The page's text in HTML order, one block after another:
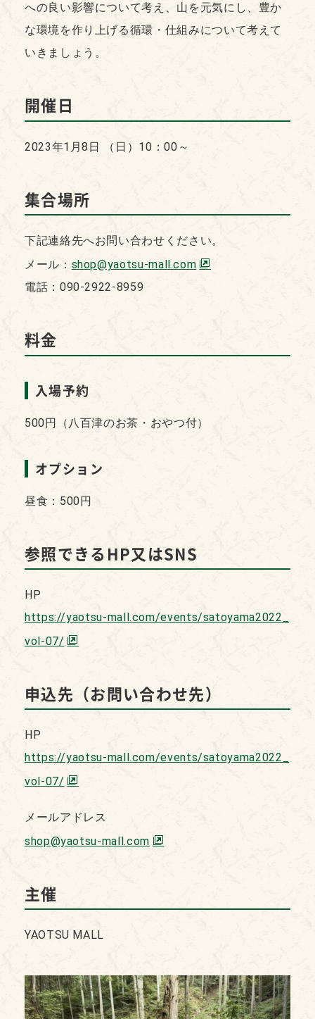
への良い影響について考え、山を元気にし、豊か
な環境を作り上げる循環・仕組みについて考えて
いきましょう。
開催日
2023年1月8日 （日）10：00～
集合場所
下記連絡先へお問い合わせください。
メール： shop@yaotsu-mall.com
電話：090-2922-8959
料金
入場予約
500円（八百津のお茶・おやつ付）
オプション
昼食：500円
参照できるHP又はSNS
HP
https://yaotsu-mall.com/events/satoyama2022_
vol-07/
申込先（お問い合わせ先）
HP
https://yaotsu-mall.com/events/satoyama2022_
vol-07/
メールアドレス
shop@yaotsu-mall.com
主催
YAOTSU MALL